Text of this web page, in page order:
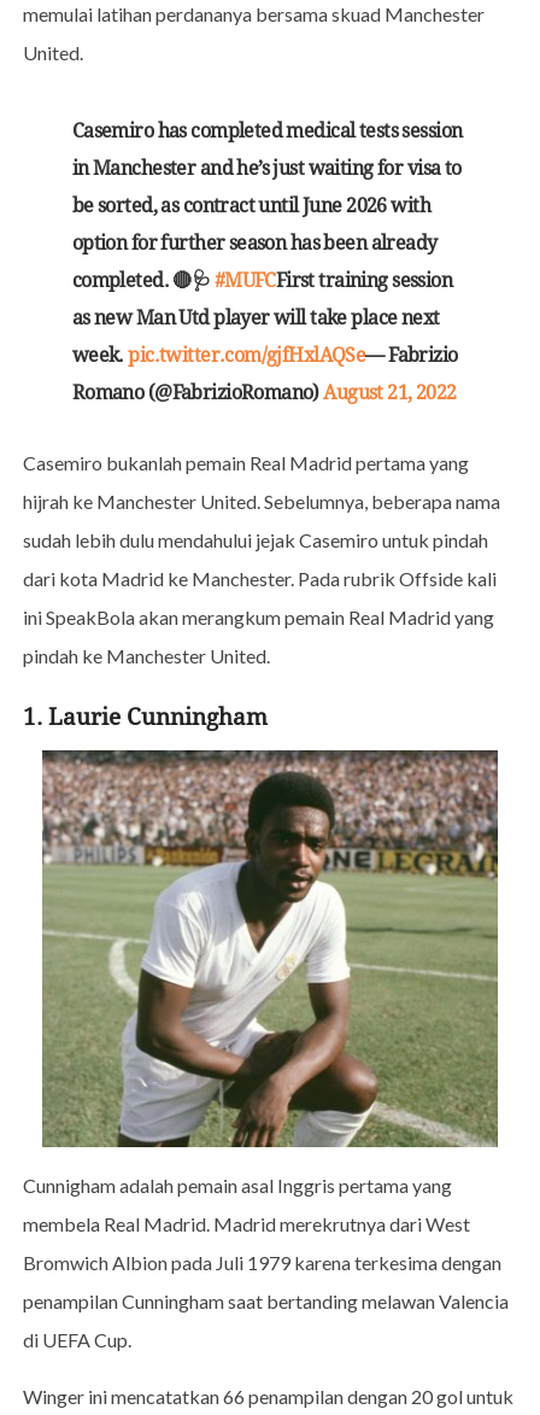
memulai latihan perdananya bersama skuad Manchester
United.
Casemiro has completed medical tests session
in Manchester and he’s just waiting for visa to
be sorted, as contract until June 2026 with
option for further season has been already
completed. 🔴🩺 #MUFCFirst training session
as new Man Utd player will take place next
week.pic.twitter.com/gjfHxlAQSe— Fabrizio
Romano (@FabrizioRomano)August 21, 2022
Casemiro bukanlah pemain Real Madrid pertama yang
hijrah ke Manchester United. Sebelumnya, beberapa nama
sudah lebih dulu mendahului jejak Casemiro untuk pindah
dari kota Madrid ke Manchester. Pada rubrik Offside kali
ini SpeakBola akan merangkum pemain Real Madrid yang
pindah ke Manchester United.
1. Laurie Cunningham
Cunnigham adalah pemain asal Inggris pertama yang
membela Real Madrid. Madrid merekrutnya dari West
Bromwich Albion pada Juli 1979 karena terkesima dengan
penampilan Cunningham saat bertanding melawan Valencia
di UEFA Cup.
Winger ini mencatatkan 66 penampilan dengan 20 gol untuk